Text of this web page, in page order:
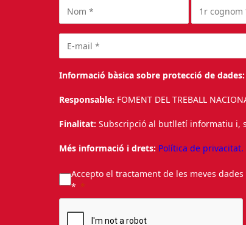
Informació bàsica sobre protecció de dades:
Responsable: FOMENT DEL TREBALL
Finalitat: Subscripció al butlletí informatiu i,
Més informació i drets: Política de privacitat.
Accepto el tractament de les meves
*